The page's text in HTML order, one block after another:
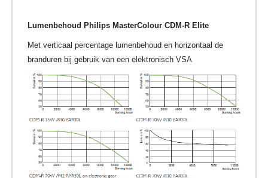
Lumenbehoud Philips MasterColour CDM-R Elite
Met verticaal percentage lumenbehoud en horizontaal de
branduren bij gebruik van een elektronisch VSA